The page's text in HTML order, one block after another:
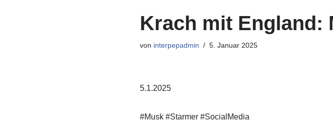
Krach mit England:
von interpepadmin 5. Januar 2025
5.1.2025
#Musk #Starmer #SocialMedia